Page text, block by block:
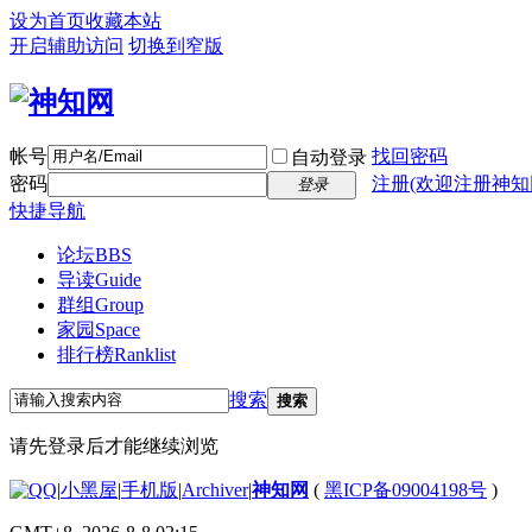
设为首页收藏本站
开启辅助访问 切换到窄版
帐号 自动登录 找回密码
密码
登录
注册(欢迎注册神
快捷导航
论坛BBS
导读Guide
群组Group
家园 Space
排行榜Ranklist
搜索 搜索
请先登录后才能继续浏览
|小黑屋|手机版|Archiver|神知网 ( 黑ICP备09004198号 )